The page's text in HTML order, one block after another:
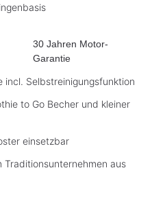
30 Jahren Motor-
Garantie
incl. Selbstreinigungsfunktion
to Go Becher und kleiner
einsetzbar
Traditionsunternehmen aus